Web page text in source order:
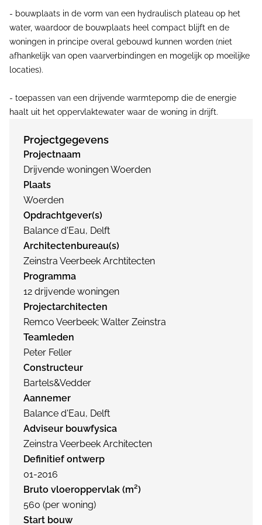
- bouwplaats in de vorm van een hydraulisch plateau op het
water, waardoor de bouwplaats heel compact blijft en de
woningen in principe overal gebouwd kunnen worden (niet
afhankelijk van open vaarverbindingen en mogelijk op moeilijke
locaties).
- toepassen van een drijvende warmtepomp die de energie
haalt uit het oppervlaktewater waar de woning in drijft.
Projectgegevens
Projectnaam
Drijvende woningen Woerden
Plaats
Woerden
Opdrachtgever(s)
Balance d'Eau, Delft
Architectenbureau(s)
Zeinstra Veerbeek Archtitecten
Programma
12 drijvende woningen
Projectarchitecten
Remco Veerbeek; Walter Zeinstra
Teamleden
Peter Feller
Constructeur
Bartels&Vedder
Aannemer
Balance d'Eau, Delft
Adviseur bouwfysica
Zeinstra Veerbeek Architecten
Definitief ontwerp
01-2016
Bruto vloeroppervlak (m²)
560 (per woning)
Start bouw